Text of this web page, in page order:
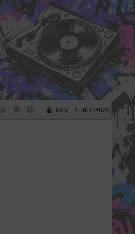
ВХОД РЕГИСТРАЦИЯ